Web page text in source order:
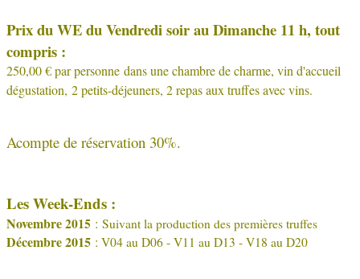
Prix du WE du Vendredi soir au Dimanche 11 h, tout
compris :
250,00 € par personne dans une chambre de charme, vin d'accueil
dégustation, 2 petits-déjeuners, 2 repas aux truffes avec vins.
Acompte de réservation 30%.
Les Week-Ends :
Novembre2015 : Suivant la production des premières truffes
Décembre 2015 : V04 au D06 - V11 au D13 - V18 au D20